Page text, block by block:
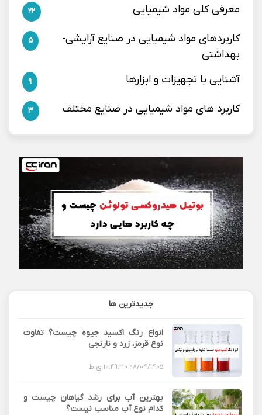
معرفی کلی مواد شیمیایی 22
کاربردهای مواد شیمیایی در صنایع آرایشی-
بهداشتی
5
آشنایی با تجهیزات و ابزارها 9
کاربرد های مواد شیمیایی در صنایع مختلف 3
جدیدترین ها
انواع رنگ اکسید جیوه چیست؟ تفاوت
نوع قرمز، زرد و نارنجی
28/04/1405 10:49:30 ق.ظ
بهترین آب برای رشد گیاهان چیست و
کدام نوع آب مناسب نیست؟